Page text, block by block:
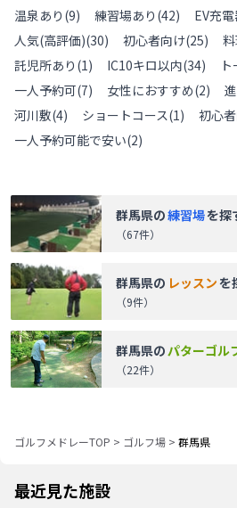
温泉あり (9) 練習場あり (42) EV充
人気(高評価)(30) 初心者向け(25)
託児所あり (1) IC10キロ以内(34)
一人予約可(7) 女性におすすめ(2)
河川敷(4) ショートコース(1) 初心
一人予約可能で安い(2)
群馬県の練習場を探
（67件）
群馬県の レッスンを
（9件）
群馬県の パターゴル
（22件）
ゴルフメドレーTOP > ゴルフ場 > 群馬県
最近見た施設